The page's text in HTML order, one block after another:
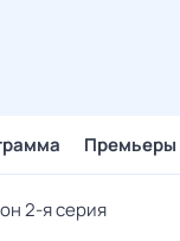
Премьеры
2-я серия